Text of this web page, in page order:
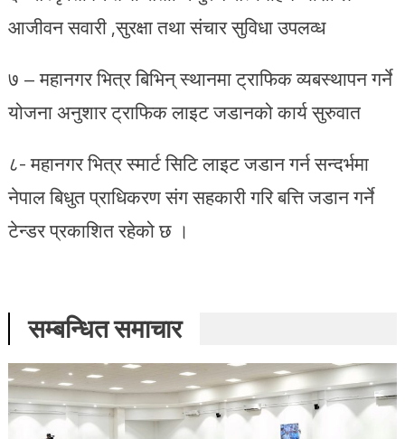
आजीवन सवारी ,सुरक्षा तथा संचार सुविधा उपलव्ध
७ – महानगर भित्र बिभिन् स्थानमा ट्राफिक व्यबस्थापन गर्ने
योजना अनुशार ट्राफिक लाइट जडानको कार्य सुरुवात
८- महानगर भित्र स्मार्ट सिटि लाइट जडान गर्न सन्दर्भमा
नेपाल बिधुत प्राधिकरण संग सहकारी गरि बत्ति जडान गर्ने
टेन्डर प्रकाशित रहेको छ ।
सम्बन्धित समाचार